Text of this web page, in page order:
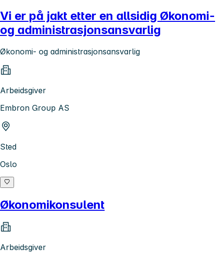
Vi er på jakt etter en allsidig Økonomi-
og administrasjonsansvarlig
Økonomi- og administrasjonsansvarlig
Arbeidsgiver
Embron Group AS
Sted
Oslo
Økonomikonsulent
Arbeidsgiver